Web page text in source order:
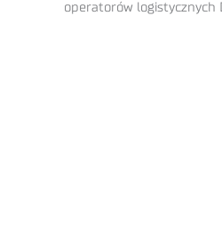
operatorów logistycznych